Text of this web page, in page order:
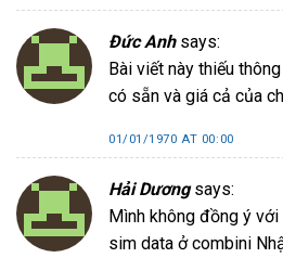
Đức Anh says:
Bài viết này thiếu
có sẵn và giá cả của
01/01/1970 AT 00:00
Hải Dương says:
Mình không đồng ý
sim data ở combini